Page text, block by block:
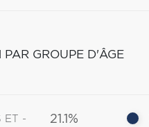
PAR GROUPE D'ÂGE
ET - 21.1%